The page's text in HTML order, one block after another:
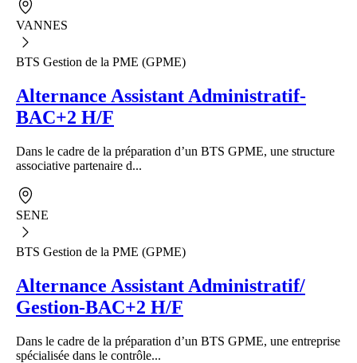
VANNES
BTS Gestion de la PME (GPME)
Alternance Assistant Administratif-
BAC+2 H/F
Dans le cadre de la préparation d’un BTS GPME, une structure
associative partenaire d...
SENE
BTS Gestion de la PME (GPME)
Alternance Assistant Administratif/
Gestion-BAC+2 H/F
Dans le cadre de la préparation d’un BTS GPME, une entreprise
spécialisée dans le contrôle...